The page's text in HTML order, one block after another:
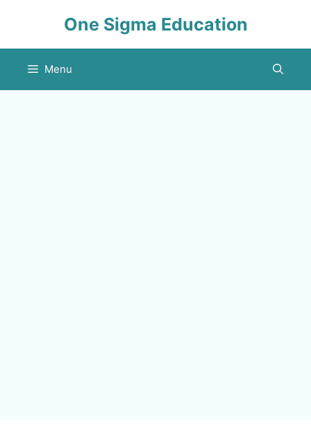
One Sigma Education
Menu